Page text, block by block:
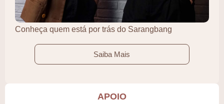
Conheça quem está por trás do Sarangbang
Saiba Mais
APOIO